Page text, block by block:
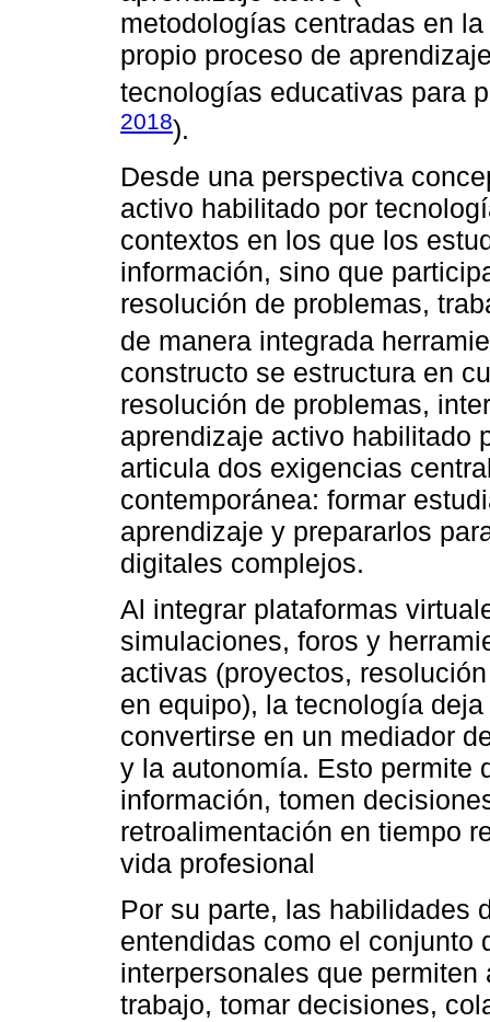
metodologías centradas en
propio proceso de
tecnologías educativas para
2018).
Desde una perspectiva
activo habilitado por
contextos en los que los
información, sino que
resolución de problemas,
de manera integrada
constructo se estructura en
resolución de problemas,
aprendizaje activo habilitado
articula dos exigencias
contemporánea: formar
aprendizaje y prepararlos
digitales complejos.
Al integrar plataformas
simulaciones, foros y
activas (proyectos,
en equipo), la tecnología
convertirse en un mediador
y la autonomía. Esto permite
información, tomen
retroalimentación en tiempo
vida profesional
Por su parte, las habilidades
entendidas como el conjunto
interpersonales que
trabajo, tomar decisiones,